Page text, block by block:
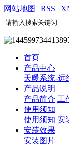
网站地图 | RSS |
首页
产品中心
天暖系统-远
产品说明
产品简介 工
使用须知
使用须知 安
安装效果
安装图片